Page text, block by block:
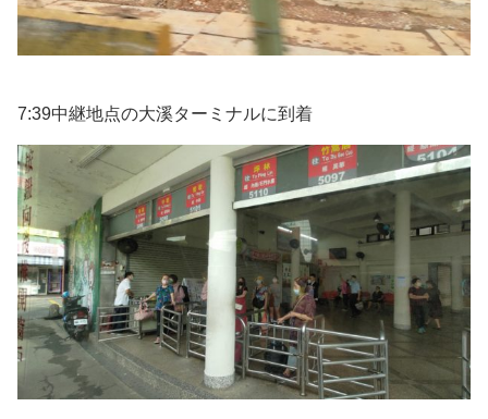
7:39中継地点の大溪ターミナルに到着